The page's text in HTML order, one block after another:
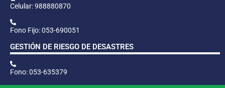
Celular: 988880870
Fono Fijo: 053-690051
GESTIÓN DE RIESGO DE DESASTRES
Fono: 053-635379